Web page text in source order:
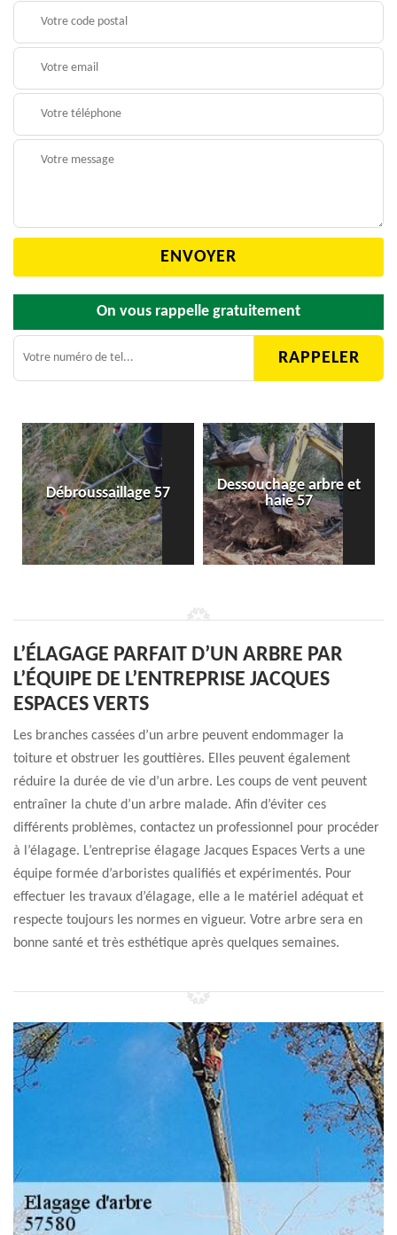
On vous rappelle gratuitement
Débroussaillage 57
Dessouchage arbre et
haie 57
L’ÉLAGAGE PARFAIT D’UN ARBRE PAR
L’ÉQUIPE DE L’ENTREPRISE JACQUES
ESPACES VERTS
Les branches cassées d’un arbre peuvent endommager la
toiture et obstruer les gouttières. Elles peuvent également
réduire la durée de vie d’un arbre. Les coups de vent peuvent
entraîner la chute d’un arbre malade. Afin d’éviter ces
différents problèmes, contactez un professionnel pour procéder
à l’élagage. L’entreprise élagage Jacques Espaces Verts a une
équipe formée d’arboristes qualifiés et expérimentés. Pour
effectuer les travaux d’élagage, elle a le matériel adéquat et
respecte toujours les normes en vigueur. Votre arbre sera en
bonne santé et très esthétique après quelques semaines.